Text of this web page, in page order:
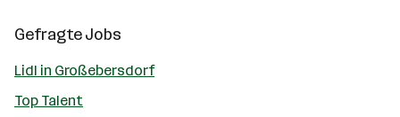
Gefragte Jobs
Lidl in Großebersdorf
Top Talent